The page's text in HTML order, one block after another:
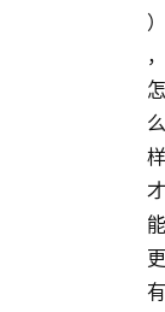
）
，
怎
么
样
才
能
更
有